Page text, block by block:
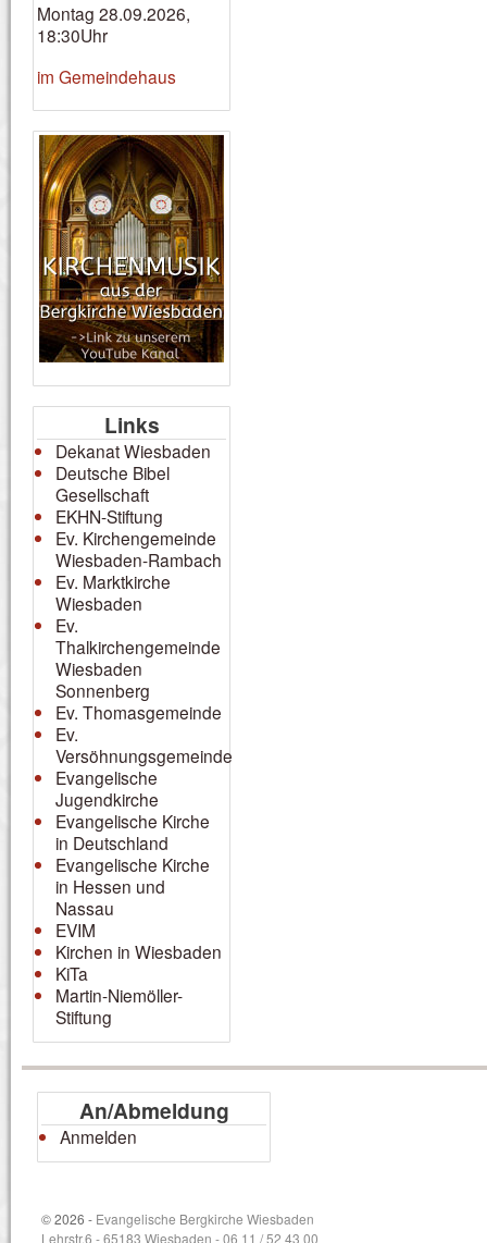
Montag 28.09.2026,
18:30Uhr
im Gemeindehaus
Links
Dekanat Wiesbaden
Deutsche Bibel
Gesellschaft
EKHN-Stiftung
Ev. Kirchengemeinde
Wiesbaden-Rambach
Ev. Marktkirche
Wiesbaden
Ev.
Thalkirchengemeinde
Wiesbaden
Sonnenberg
Ev. Thomasgemeinde
Ev.
Versöhnungsgemeinde
Evangelische
Jugendkirche
Evangelische Kirche
in Deutschland
Evangelische Kirche
in Hessen und
Nassau
EVIM
Kirchen in Wiesbaden
KiTa
Martin-Niemöller-
Stiftung
An/Abmeldung
Anmelden
© 2026 - Evangelische Bergkirche Wiesbaden
Lehrstr.6 - 65183 Wiesbaden - 06 11 / 52 43 00